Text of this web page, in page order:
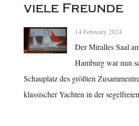
viele Freunde
14 February 2024
Der Miralles Saal
Hamburg war nun
Schauplatz des größten
klassischer Yachten in der